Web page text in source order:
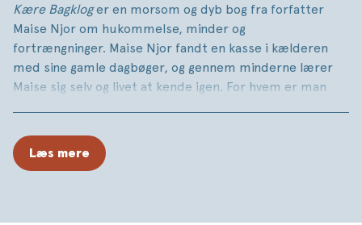
Kære Bagkloger en morsom og dyb bog fra forfatter
Maise Njor om hukommelse, minder og
fortrængninger. Maise Njor fandt en kasse i kælderen
med sine gamle dagbøger, og gennem minderne lærer
Maise sig selv og livet at kende igen. For hvem er man
på vej væk, fordi man selv glemmer på grund af sorg og
travlhed?
Læs mere